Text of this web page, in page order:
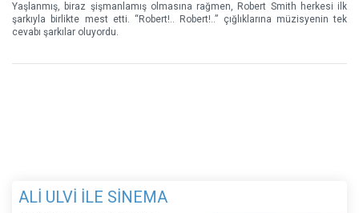
Yaşlanmış, biraz şişmanlamış olmasına rağmen, Robert Smith herkesi ilk
şarkıyla birlikte mest etti. “Robert!.. Robert!..” çığlıklarına müzisyenin tek
cevabı şarkılar oluyordu.
ALİ ULVİ İLE SİNEMA